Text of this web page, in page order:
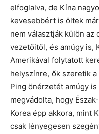
elfoglalva, de Kína
kevesebbért is öltek
nem választják külön az
vezetőitől, és amúgy is,
Amerikával folytatott
helyszínre, ők szeretik
Ping önérzetét amúgy
megvádolta, hogy
Korea épp akkora, mint
csak lényegesen